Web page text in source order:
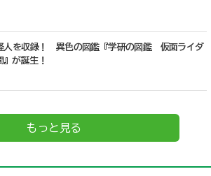
人を収録！ 異色の図鑑『学研の図鑑 仮面ライダ
が誕生！
もっと見る